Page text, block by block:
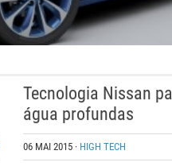
Tecnologia Nissan
água profundas
06 MAI 2015 · HIGH TECH